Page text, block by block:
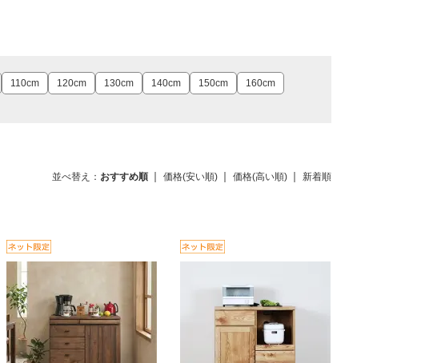
110cm 120cm 130cm 140cm 150cm 160cm
並べ替え： おすすめ順 価格(安い順) 価格(高い順) 新着順